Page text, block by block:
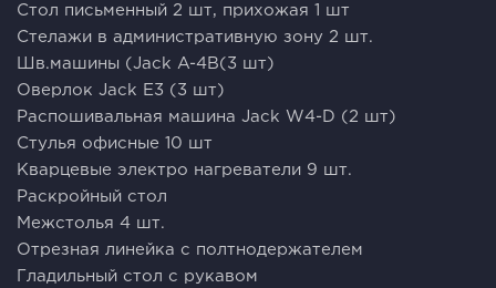
Стол письменный 2 шт, прихожая 1 шт
Стелажи в административную зону 2 шт.
Шв.машины (Jack A-4B(3 шт)
Оверлок Jack E3 (3 шт)
Распошивальная машина Jack W4-D (2 шт)
Стулья офисные 10 шт
Кварцевые электро нагреватели 9 шт.
Раскройный стол
Межстолья 4 шт.
Отрезная линейка с полтнодержателем
Гладильный стол с рукавом